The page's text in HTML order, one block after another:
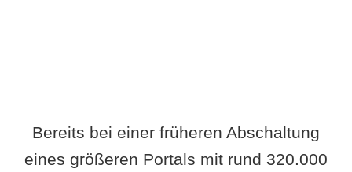
Bereits bei einer früheren Abschaltung
eines größeren Portals mit rund 320.000